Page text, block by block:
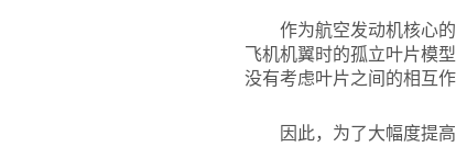
作为航空发动机核心
飞机机翼时的孤立叶片模
没有考虑叶片之间的相互
因此，为了大幅度提